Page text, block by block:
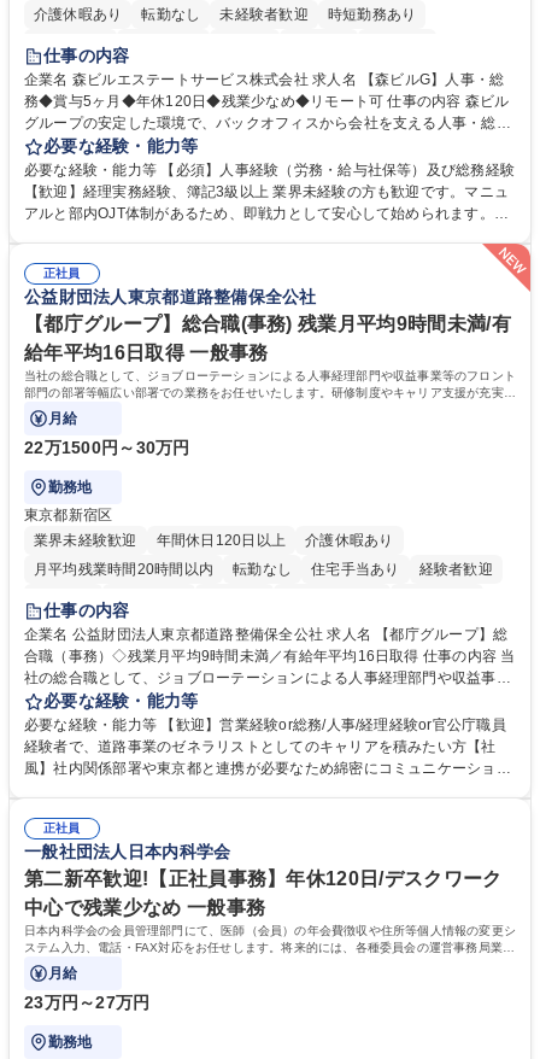
介護休暇あり 転勤なし 未経験者歓迎
時短勤務あり
経験者歓迎
完全週休2日制
交通費支給 長期歓迎 駅近5分以内 土日祝休み
仕事の内容
企業名 森ビルエステートサービス株式会社 求人名 【森ビルG】人事・総
務◆賞与5ヶ月◆年休120日◆残業少なめ◆リモート可 仕事の内容 森ビル
グループの安定した環境で、バックオフィスから会社を支える人事・総務
をお任せします。 労務と総務の業務をバランスよく担当し、ゆくゆくは制
度改定などのコア業務にも挑戦できる、やりがいある環境です。 ■勤怠管
理、給与計算、社会保険手続き、年末調整等の労務管理全般 ■入退社手続
き、社内規定の改定や人事制度改定などのコア業務 ■社内イベントの企画
は部内のOJTを中心に、あなたの経験に合わせて不足している部分はいつ
でも質問・相談できる環境が整っているため、安心して成長できます。 募
集職種 【森ビルG】人事・総務◆賞与5ヶ月◆年休120日◆残業少なめ◆
リモート可
必要な経験・能力等
必要な経験・能力等 【必須】人事経験（労務・給与社保等）及び総務経験
【歓迎】経理実務経験、簿記3級以上 業界未経験の方も歓迎です。マニュ
アルと部内OJT体制があるため、即戦力として安心して始められます。
ます。定型業務に留まらず、社内規定や人事制度の改定など会社のコア業
務に挑戦できるため、自身の成長と組織への貢献度をダイレクトに実感で
きます。 残業少なめ、週1日リモート可など、ワークライフバランスを保
ち長期活躍できる環境です。 「これまでの幅広い経験を活かし、長期的な
キャリアを築きたい」という前向きな意欲と挑戦を全力で応援します。 学
歴・資格 学歴：大学院 大学 高専 短大 専修学校 高校 語学力： 資格：日商
簿記検定1級 日商簿記検定2級 日商簿記検定3級
正社員
公益財団法人東京都道路整備保全公社
【都庁グループ】総合職(事務) 残業月平均9時間未満/有
給年平均16日取得 一般事務
当社の総合職として、ジョブローテーションによる人事経理部門や収益事業等のフロント
部門の部署等幅広い部署での業務をお任せいたします。研修制度やキャリア支援が充実し
ております！ ※下記業務詳細
月給
22万1500円～30万円
勤務地
東京都新宿区
業界未経験歓迎
年間休日120日以上
介護休暇あり
月平均残業時間20時間以内
転勤なし 住宅手当あり
経験者歓迎
研修あり
退職金あり
駅近5分以内
資格取得手当あり 食事補助あり
仕事の内容
企業名 公益財団法人東京都道路整備保全公社 求人名 【都庁グループ】総
合職（事務）◇残業月平均9時間未満／有給年平均16日取得 仕事の内容 当
社の総合職として、ジョブローテーションによる人事経理部門や収益事業
等のフロント部門の部署等幅広い部署での業務をお任せいたします。研修
制度やキャリア支援が充実しております！ ※下記業務詳細 【業務詳細】■
管理部門：広報、人事、経理など当公社の運営に係る管理業務 ■収益部
門：駐車場の新規開拓、管理運営、新宿駅西口広場の「イベントコーナ
道路施設や道路工事現場の見学ツアー事業 ※入社後は上記いずれかの部門
へ配属。※業務内容変更の範囲：会社の定める業務 募集職種 【都庁グル
ープ】総合職（事務）◇残業月平均9時間未満／有給年平均16日取得
必要な経験・能力等
必要な経験・能力等 【歓迎】営業経験or総務/人事/経理経験or官公庁職員
経験者で、道路事業のゼネラリストとしてのキャリアを積みたい方【社
風】社内関係部署や東京都と連携が必要なため綿密にコミュニケーション
部門など多岐に渡る業務を経験できます。 ■様々なプロジェクト：駐車場
事業の他、新宿駅西口広場内に設置された照明を兼ねた広告「ブライトサ
イン」の管理運営を行うなど、事業収益を生み出す活動を積極的に行って
います。 学歴・資格 学歴：大学院 大学 高専 短大 専修学校 高校 語学力：
資格：
正社員
一般社団法人日本内科学会
第二新卒歓迎!【正社員事務】年休120日/デスクワーク
中心で残業少なめ 一般事務
日本内科学会の会員管理部門にて、医師（会員）の年会費徴収や住所等個人情報の変更シ
ステム入力、電話・FAX対応をお任せします。将来的には、各種委員会の運営事務局業務
などにも幅広く携わっていただきます。
月給
23万円～27万円
勤務地